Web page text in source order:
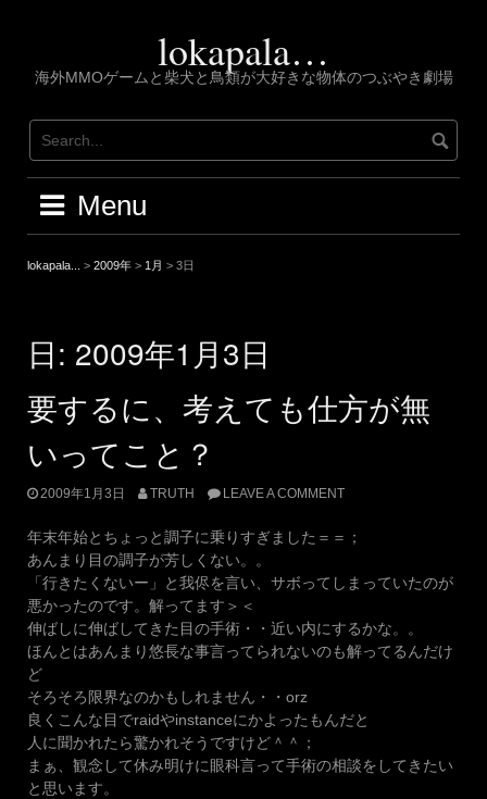
lokapala…
海外MMOゲームと柴犬と鳥類が大好きな物体のつぶやき劇場
Menu
lokapala... > 2009年 > 1月 > 3日
日: 2009年1月3日
要するに、考えても仕方が無
いってこと？
2009年1月3日 TRUTH LEAVE A COMMENT
年末年始とちょっと調子に乗りすぎました＝＝；
あんまり目の調子が芳しくない。。
「行きたくないー」と我侭を言い、サボってしまっていたのが
悪かったのです。解ってます＞＜
伸ばしに伸ばしてきた目の手術・・近い内にするかな。。
ほんとはあんまり悠長な事言ってられないのも解ってるんだけ
ど
そろそろ限界なのかもしれません・・orz
良くこんな目でraidやinstanceにかよったもんだと
人に聞かれたら驚かれそうですけど＾＾；
まぁ、観念して休み明けに眼科言って手術の相談をしてきたい
と思います。